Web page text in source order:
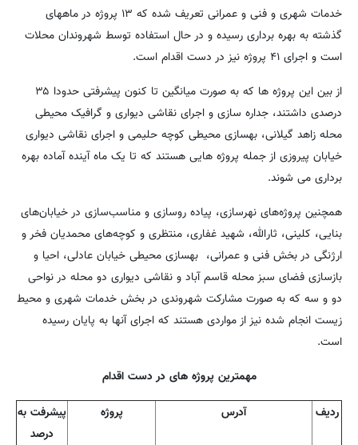
خدمات شهری و فنی و عمرانی تعریف شده که ۱۳ پروژه در ماههای
گذشته به بهره برداری رسیده و در حال استفاده توسط شهروندان محلات
است و اجرای ۴۱ پروژه نیز در دست اقدام است.
از بین این پروژه ها که به صورت میانگین تا کنون پیشرفتی حدودا ۳۵
درصدی داشتند، جداره سازی و اجرای نقاشی دیواری و گرافیک محیطی
محله زاهد گیلانی، بهسازی محیطی کوچه حلیمی و اجرای نقاشی دیواری
خیابان پیروزی از جمله پروژه هایی هستند که تا یک ماه آینده آماده بهره
برداری می شوند.
همچنین پروژه‌های نهرسازی، پیاده روسازی و مناسب‌سازی در خیابان‌های
بنایی، کلینی، ثارالله، شهید غفاری، منتظری و کوچه‌های محمدیان فخر و
ارژنگی در بخش فنی و عمرانی، بهسازی محیطی خیابان‌ عادلی، احیا و
بازسازی فضای سبز محله قاسم آباد و نقاشی دیواری دو محله در نواحی
دو و سه که به صورت مشارکت شهروندی در بخش خدمات شهری و محیط
زیست انجام شده نیز از مواردی هستند که اجرای آنها به پایان رسیده
است.
مهمترین پروژه های در دست اقدام
ردیف
آدرس پروژه پیشرفت به
درصد